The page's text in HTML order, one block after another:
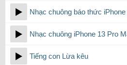
Nhạc chuông báo thức
Nhạc chuông iPhone 13 Pro
Tiếng con Lừa kêu